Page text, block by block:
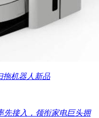
拖机器人新品
先接入，领衔家电巨头拥